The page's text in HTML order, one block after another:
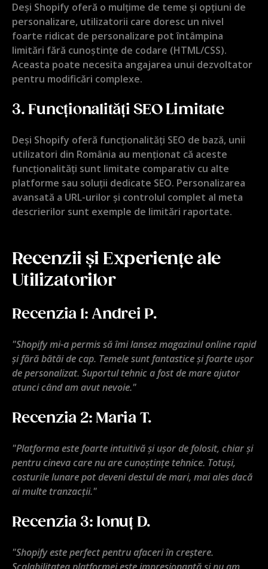
Deși Shopify oferă o mulțime de teme și opțiuni de
personalizare, utilizatorii care doresc un nivel
foarte ridicat de personalizare pot întâmpina
limitări fără cunoștințe de codare (HTML/CSS).
Aceasta poate necesita angajarea unui dezvoltator
pentru modificări complexe.
3. Funcționalități SEO Limitate
Deși Shopify oferă funcționalități SEO de bază, unii
utilizatori din România au menționat că aceste
funcționalități sunt limitate comparativ cu alte
platforme sau soluții dedicate SEO. Personalizarea
avansată a URL-urilor și controlul complet al meta
descrierilor sunt exemple de limitări raportate.
Recenzii și Experiențe ale
Utilizatorilor
Recenzia 1: Andrei P.
"Shopify mi-a permis să îmi lansez magazinul online rapid
și fără bătăi de cap. Temele sunt fantastice și foarte ușor
de personalizat. Suportul tehnic a fost de mare ajutor
atunci când am avut nevoie."
Recenzia 2: Maria T.
"Platforma este foarte intuitivă și ușor de folosit, chiar și
pentru cineva care nu are cunoștințe tehnice. Totuși,
costurile lunare pot deveni destul de mari, mai ales dacă
ai multe tranzacții."
Recenzia 3: Ionuț D.
"Shopify este perfect pentru afaceri în creștere.